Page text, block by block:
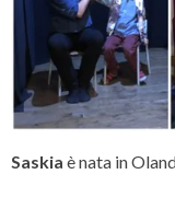
Saskia è nata in